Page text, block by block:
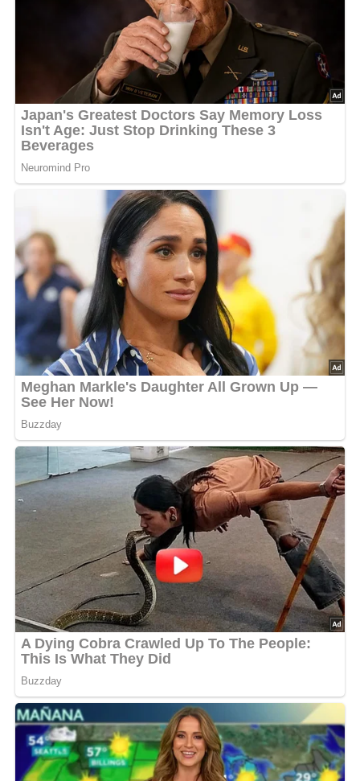
ablöschen, die Pilze mit der Flüssigkeit hineingeben. Den
Braten wieder in den Bräter legen und zugedeckt im
vorgeheizten Backofen bei 180° C etwa 1 ¼ Stunden
schmoren. Eventuell etwas Wasser oder Wein
nachgießen. Abschmecken und mit Crème fraîche
verfeinern.
Deine Rezept-Bewertung!?
5/5 (1 Bewertung)